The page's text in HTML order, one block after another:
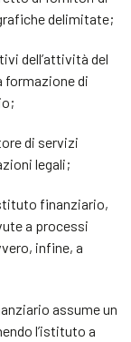
delimitate;
dell’attività del
formazione di
di servizi
legali;
finanziario,
a processi
infine, a
assume un
l’istituto a